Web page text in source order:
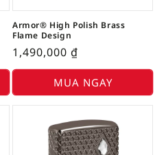
Armor® High Polish Brass
Flame Design
1,490,000 ₫
MUA NGAY